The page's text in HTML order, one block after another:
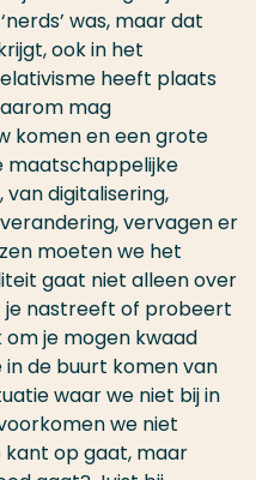
was, maar dat
ook in het
heeft plaats
mag
komen en een grote
maatschappelijke
digitalisering,
vervagen er
moeten we het
gaat niet alleen over
je nastreeft of probeert
je mogen kwaad
in de buurt komen van
waar we niet bij in
we niet
op gaat, maar